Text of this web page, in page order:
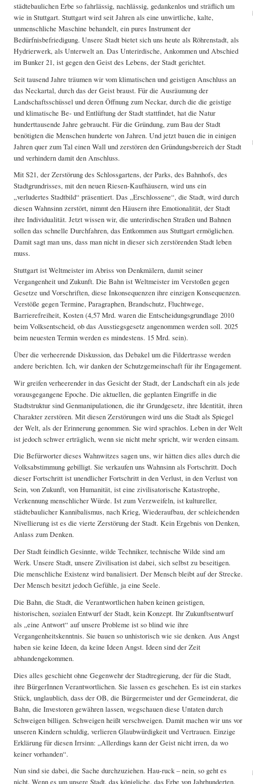
städtebaulichen Erbe so fahrlässig, nachlässig, gedankenlos und sträflich um
wie in Stuttgart. Stuttgart wird seit Jahren als eine unwirtliche, kalte,
unmenschliche Maschine behandelt, ein pures Instrument der
Bedürfnisbefriedigung. Unsere Stadt bietet sich uns heute als Röhrenstadt, als
Hydrierwerk, als Unterwelt an. Das Unterirdische, Ankommen und Abschied
im Bunker 21, ist gegen den Geist des Lebens, der Stadt gerichtet.
Seit tausend Jahre träumen wir vom klimatischen und geistigen Anschluss an
das Neckartal, durch das der Geist braust. Für die Ausräumung der
Landschaftsschüssel und deren Öffnung zum Neckar, durch die die geistige
und klimatische Be- und Entlüftung der Stadt stattfindet, hat die Natur
hunderttausende Jahre gebraucht. Für die Gründung, zum Bau der Stadt
benötigten die Menschen hunderte von Jahren. Und jetzt bauen die in einigen
Jahren quer zum Tal einen Wall und zerstören den Gründungsbereich der Stadt
und verhindern damit den Anschluss.
Mit S21, der Zerstörung des Schlossgartens, der Parks, des Bahnhofs, des
Stadtgrundrisses, mit den neuen Riesen-Kaufhäusern, wird uns ein
„verludertes Stadtbild“ präsentiert. Das „Erschlossene“, die Stadt, wird durch
diesen Wahnsinn zerstört, nimmt den Häusern ihre Emotionalität, der Stadt
ihre Individualität. Jetzt wissen wir, die unterirdischen Straßen und Bahnen
sollen das schnelle Durchfahren, das Entkommen aus Stuttgart ermöglichen.
Damit sagt man uns, dass man nicht in dieser sich zerstörenden Stadt leben
muss.
Stuttgart ist Weltmeister im Abriss von Denkmälern, damit seiner
Vergangenheit und Zukunft. Die Bahn ist Weltmeister im Verstoßen gegen
Gesetze und Vorschriften, diese Inkonsequenzen ihre einzigen Konsequenzen.
Verstöße gegen Termine, Paragraphen, Brandschutz, Fluchtwege,
Barrierefreiheit, Kosten (4,57 Mrd. waren die Entscheidungsgrundlage 2010
beim Volksentscheid, ob das Ausstiegsgesetz angenommen werden soll. 2025
beim neuesten Termin werden es mindestens. 15 Mrd. sein).
Über die verheerende Diskussion, das Debakel um die Fildertrasse werden
andere berichten. Ich, wir danken der Schutzgemeinschaft für ihr Engagement.
Wir greifen verheerender in das Gesicht der Stadt, der Landschaft ein als jede
vorausgegangene Epoche. Die aktuellen, die geplanten Eingriffe in die
Stadtstruktur sind Genmanipulationen, die ihr Grundgesetz, ihre Identität, ihren
Charakter zerstören. Mit diesen Zerstörungen wird uns die Stadt als Spiegel
der Welt, als der Erinnerung genommen. Sie wird sprachlos. Leben in der Welt
ist jedoch schwer erträglich, wenn sie nicht mehr spricht, wir werden einsam.
Die Befürworter dieses Wahnwitzes sagen uns, wir hätten dies alles durch die
Volksabstimmung gebilligt. Sie verkaufen uns Wahnsinn als Fortschritt. Doch
dieser Fortschritt ist unendlicher Fortschritt in den Verlust, in den Verlust von
Sein, von Zukunft, von Humanität, ist eine zivilisatorische Katastrophe,
Verkennung menschlicher Würde. Ist zum Verzweifeln, ist kultureller,
städtebaulicher Kannibalismus, nach Krieg, Wiederaufbau, der schleichenden
Nivellierung ist es die vierte Zerstörung der Stadt. Kein Ergebnis von Denken,
Anlass zum Denken.
Der Stadt feindlich Gesinnte, wilde Techniker, technische Wilde sind am
Werk. Unsere Stadt, unsere Zivilisation ist dabei, sich selbst zu beseitigen.
Die menschliche Existenz wird banalisiert. Der Mensch bleibt auf der Strecke.
Der Mensch besitzt jedoch Gefühle, ja eine Seele.
Die Bahn, die Stadt, die Verantwortlichen haben keinen geistigen,
historischen, sozialen Entwurf der Stadt, kein Konzept. Ihr Zukunftsentwurf
als „eine Antwort“ auf unsere Probleme ist so blind wie ihre
Vergangenheitskenntnis. Sie bauen so unhistorisch wie sie denken. Aus Angst
haben sie keine Ideen, da keine Ideen Angst. Ideen sind der Zeit
abhandengekommen.
Dies alles geschieht ohne Gegenwehr der Stadtregierung, der für die Stadt,
ihre BürgerInnen Verantwortlichen. Sie lassen es geschehen. Es ist ein starkes
Stück, unglaublich, dass der OB, die Bürgermeister und der Gemeinderat, die
Bahn, die Investoren gewähren lassen, wegschauen diese Untaten durch
Schweigen billigen. Schweigen heißt verschweigen. Damit machen wir uns vor
unseren Kindern schuldig, verlieren Glaubwürdigkeit und Vertrauen. Einzige
Erklärung für diesen Irrsinn: „Allerdings kann der Geist nicht irren, da wo
keiner vorhanden“.
Nun sind sie dabei, die Sache durchzuziehen. Hau-ruck – nein, so geht es
nicht. Wenn es um unsere Stadt, das königliche, das Erbe von Jahrhunderten,